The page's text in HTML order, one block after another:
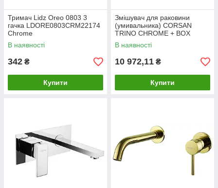
Тримач Lidz Oreo 0803 3
гачка LDORE0803CRM22174
Chrome
В наявності
342 ₴
Купити
Змішувач для раковини
(умивальника) CORSAN
TRINO CHROME + BOX
прихованого монтажу *
В наявності
10 972,11 ₴
Купити